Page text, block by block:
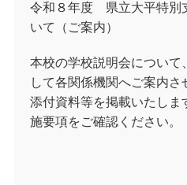
令和８年度 県立大平特別
いて（ご案内）
本校の学校説明会について
して各関係機関へご案内さ
添付資料等を掲載いたしま
施要項をご確認ください。